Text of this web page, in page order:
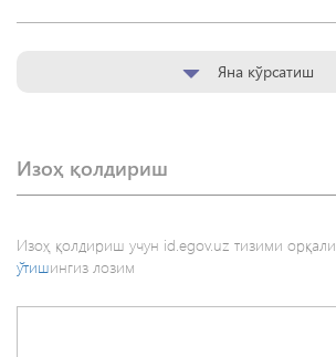
Яна кўрсатиш
Изоҳ қолдириш
Изоҳ қолдириш учун id.egov.uz тизими орқали
ўтишингиз лозим